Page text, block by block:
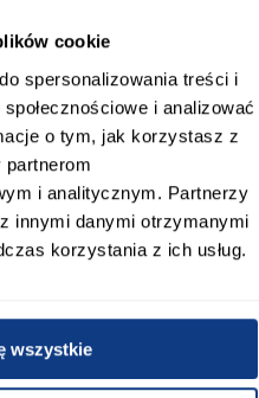
cookie
spersonalizowania treści i
i analizować
o tym, jak korzystasz z
partnerom
i analitycznym. Partnerzy
innymi danymi otrzymanymi
korzystania z ich usług.
wszystkie
higiena snu
pozwala ograniczyć
głównym, co przekłada
i wolniejsze zużycie.
rozkład nacisku i może
dwuosobowych lub
które chcą poprawić wygodę
jednocześnie dbając o
z przewiewnym
antyalergicznej dzianiny